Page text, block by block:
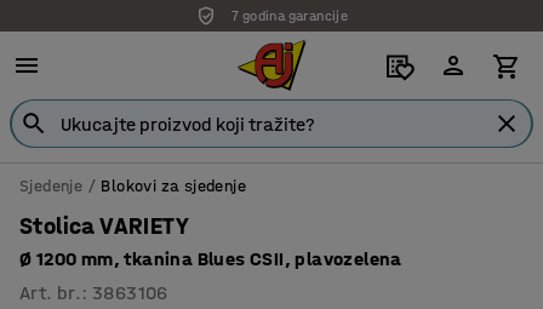
7 godina garancije
Sjedenje Blokovi za sjedenje
Stolica VARIETY
Ø 1200 mm, tkanina Blues CSII, plavozelena
Art. br. : 3863106